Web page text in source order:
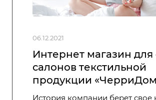
06.12.2021
Интернет магазин для
салонов текстильной
продукции
История компании берет свое